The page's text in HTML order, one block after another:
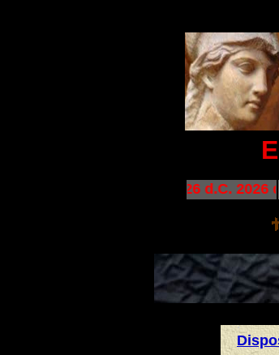
2026 d.C. 2026
.